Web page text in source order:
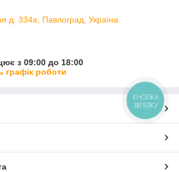
д. 334а, Павлоград, Україна
з 09:00 до 18:00
графік роботи
КНОПКА
ЗВ'ЯЗКУ